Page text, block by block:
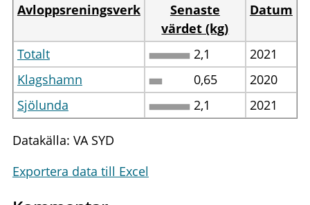
Avloppsreningsverk
Senaste
värdet (kg)
Datum
Totalt 2,1
2021
Klagshamn
0,65
2020
Sjölunda
2,1 2021
Datakälla: VA SYD
Exportera data till Excel